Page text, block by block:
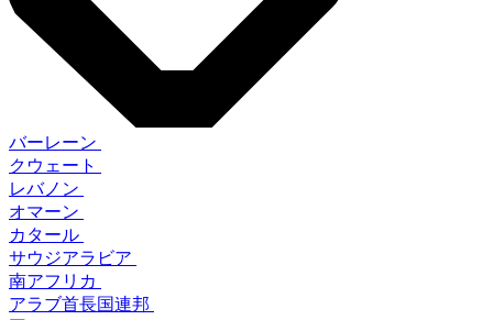
バーレーン
クウェート
レバノン
オマーン
カタール
サウジアラビア
南アフリカ
アラブ首長国連邦